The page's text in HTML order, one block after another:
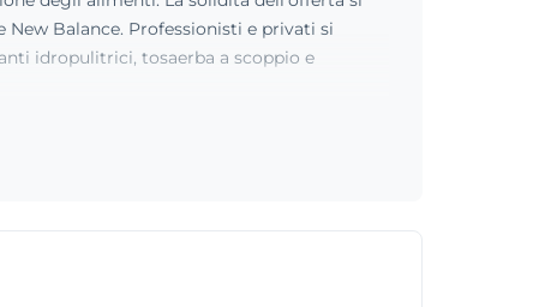
Balance. Professionisti e privati si
idropulitrici, tosaerba a scoppio e